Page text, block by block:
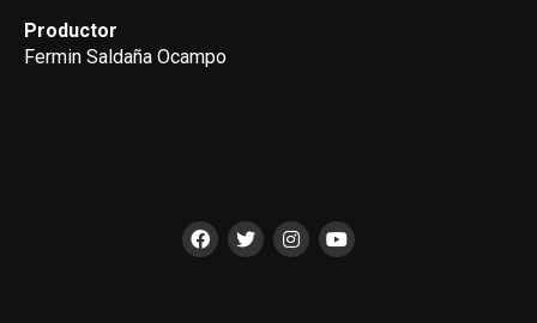
Productor
Fermin Saldaña Ocampo